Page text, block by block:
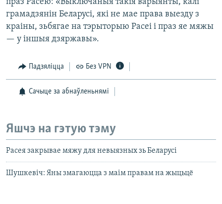
праз Расею: «Выключаныя такія варыянты, калі
грамадзянін Беларусі, які не мае права выезду з
краіны, зьбягае на тэрыторыю Расеі і праз яе мяжы
— у іншыя дзяржавы».
Падзяліцца Без VPN
Сачыце за абнаўленьнямі
Яшчэ на гэтую тэму
Расея закрывае мяжу для невыязных зь Беларусі
Шушкевіч: Яны змагаюцца з маім правам на жыцьцё